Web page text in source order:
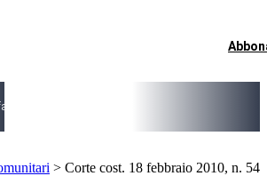
sit amet consectetur
per …
sit amet consectetur
> Corte cost. 18 febbraio 2010, n. 54